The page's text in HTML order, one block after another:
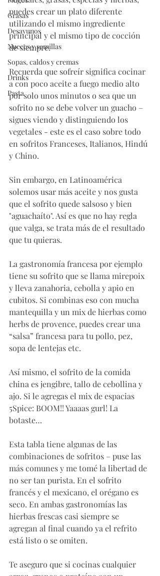
Grasas
Desayunos
Nueces y semillas
Sopas, caldos y cremas
Drinks
Pasta
puedes crear un plato diferente
utilizando el mismo ingrediente
principal y el mismo tipo de cocción
de siempre.
Recuerda que sofreír significa cocinar
a con poco aceite a fuego medio alto
por solo unos minutos o sea que un
sofrito no se debe volver un guacho –
sigues viendo y distinguiendo los
vegetales - este es el caso sobre todo
en sofritos Franceses, Italianos, Hindú
y Chino.
Sin embargo, en Latinoamérica
solemos usar más aceite y nos gusta
que el sofrito quede salsoso y bien
"aguachaíto". Así es que no hay regla
que valga, se trata más de el resultado
que tu quieras.
La gastronomía francesa por ejemplo
tiene su sofrito que se llama mirepoix
y lleva zanahoria, cebolla y apio en
cubitos. Si combinas eso con mucha
mantequilla y un mix de hierbas como
herbs de provence, puedes crear una
“salsa” francesa para tu pollo, pez,
sopa de lentejas etc.
Así mismo, el sofrito de la comida
china es jengibre, tallo de cebollina y
ajo. Si le agregas el mix de espacias
5Spice: BOOM!! Yaaaas gurl! La
botaste…
Esta tabla tiene algunas de las
combinaciones de sofritos – puse las
más comunes y me tomé la libertad de
no ser tan purista. En el sofrito
francés y el mexicano, el orégano es
seco. En ambas gastronomías las
hierbas frescas casi siempre se
agregan al final cuando ya el refrito
está listo o se omiten.
Te aseguro que si cocinas cualquier